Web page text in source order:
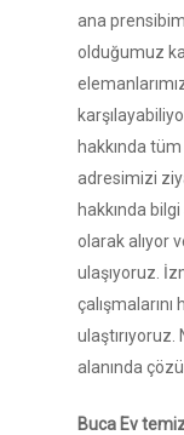
ana
olduğumuz
hakkında
adresimizi
hakkında
olarak alıyor
ulaşıyoruz.
alanında
Buca Ev